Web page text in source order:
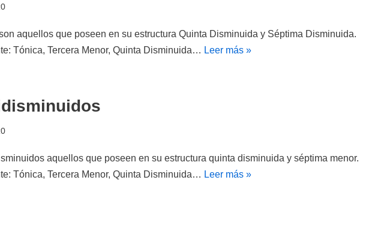
aquellos que poseen en su estructura Quinta Disminuida y Séptima Disminuida.
Tónica, Tercera Menor, Quinta Disminuida… Leer más »
aquellos que poseen en su estructura quinta disminuida y séptima menor.
Tónica, Tercera Menor, Quinta Disminuida… Leer más »